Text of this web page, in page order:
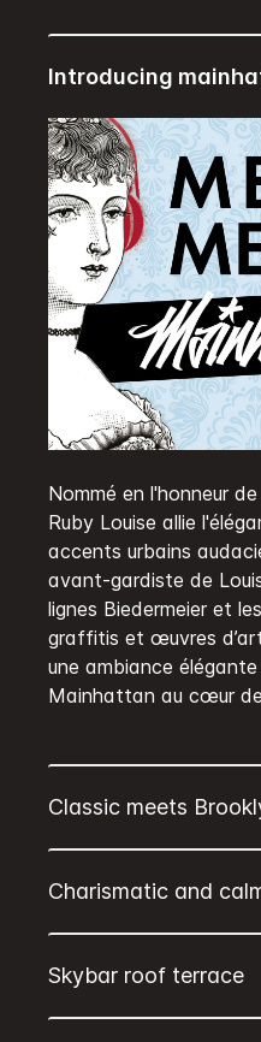
Nommé en l'honneur
Ruby Louise allie
accents urbains
avant-gardiste de
lignes Biedermeier et
graffitis et œuvres
une ambiance
Mainhattan au cœur